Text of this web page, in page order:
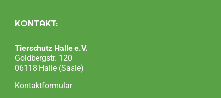
KONTAKT:
Tierschutz Halle e.V.
Goldbergstr. 120
06118 Halle (Saale)
Kontaktformular